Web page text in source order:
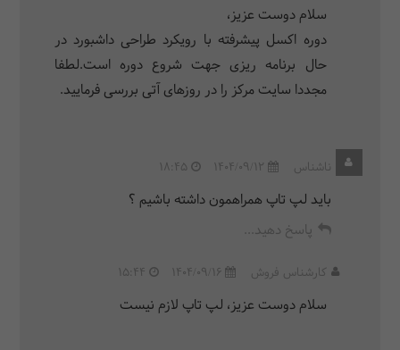
سلام دوست عزیز،
دوره اکسل پیشرفته با رویکرد طراحی داشبورد در
حال برنامه ریزی جهت شروع دوره است.لطفا
مجددا سایت مرکز را در روزهای آتی بررسی فرمایید.
ناشناس 1404/09/12
18:45
باید لپ تاپ همراهمون داشته باشیم ؟
پاسخ دهید...
کارشناس فروش 1404/09/16
15:44
سلام دوست عزیز، لپ تاپ لازم نیست